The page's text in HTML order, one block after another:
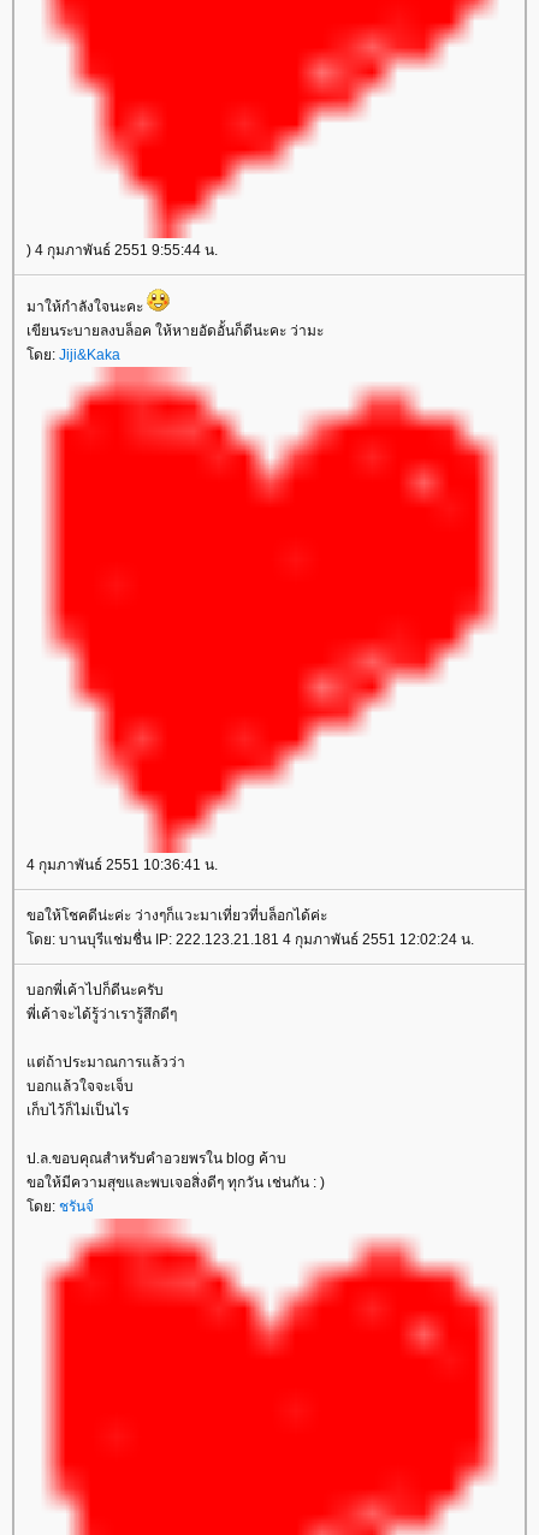
) 4 กุมภาพันธ์ 2551 9:55:44 น.
มาให้กำลังใจนะคะ
เขียนระบายลงบล็อค ให้หายอัดอั้นก็ดีนะคะ ว่ามะ
ดย: Jiji&Kaka
4 กุมภาพันธ์ 2551 10:36:41 น.
ขอให้โชคดีน่ะค่ะ ว่างๆก็แวะมาเที่ยวที่บล็อกได้ค่ะ
ดย: บานบุรีแช่มชื่น IP: 222.123.21.181 4 กุมภาพันธ์ 2551 12:02:24 น.
บอกพี่เค้าไปก็ดีนะครับ
พี่เค้าจะได้รู้ว่าเรารู้สึกดีๆ
ต่ถ้าประมาณการแล้วว่า
บอกแล้วใจจะเจ็บ
เก็บไว้ก็ไม่เป็นไร
ป.ล.ขอบคุณสำหรับคำอวยพรใน blog ค้าบ
ขอให้มีความสุขและพบเจอสิ่งดีๆ ทุกวัน เช่นกัน : )
ดย: ชรันจ์